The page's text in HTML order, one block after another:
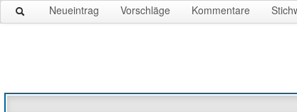
Neueintrag Vorschläge Kommentare